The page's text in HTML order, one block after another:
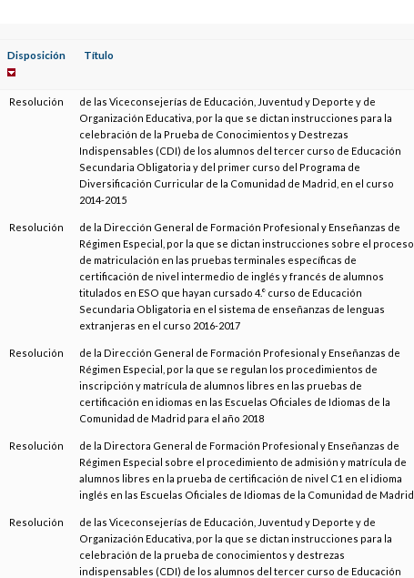
Disposición Título
Resolución
de las Viceconsejerías de Educación, Juventud y Deporte y de
Organización Educativa, por la que se dictan instrucciones para la
celebración de la Prueba de Conocimientos y Destrezas
Indispensables (CDI) de los alumnos del tercer curso de Educación
Secundaria Obligatoria y del primer curso del Programa de
Diversificación Curricular de la Comunidad de Madrid, en el curso
2014-2015
Resolución
de la Dirección General de Formación Profesional y Enseñanzas de
Régimen Especial, por la que se dictan instrucciones sobre el proceso
de matriculación en las pruebas terminales específicas de
certificación de nivel intermedio de inglés y francés de alumnos
titulados en ESO que hayan cursado 4.° curso de Educación
Secundaria Obligatoria en el sistema de enseñanzas de lenguas
extranjeras en el curso 2016-2017
Resolución
de la Dirección General de Formación Profesional y Enseñanzas de
Régimen Especial, por la que se regulan los procedimientos de
inscripción y matrícula de alumnos libres en las pruebas de
certificación en idiomas en las Escuelas Oficiales de Idiomas de la
Comunidad de Madrid para el año 2018
Resolución
de la Directora General de Formación Profesional y Enseñanzas de
Régimen Especial sobre el procedimiento de admisión y matrícula de
alumnos libres en la prueba de certificación de nivel C1 en el idioma
inglés en las Escuelas Oficiales de Idiomas de la Comunidad de Madrid
Resolución
de las Viceconsejerías de Educación, Juventud y Deporte y de
Organización Educativa, por la que se dictan instrucciones para la
celebración de la prueba de conocimientos y destrezas
indispensables (CDI) de los alumnos del tercer curso de Educación